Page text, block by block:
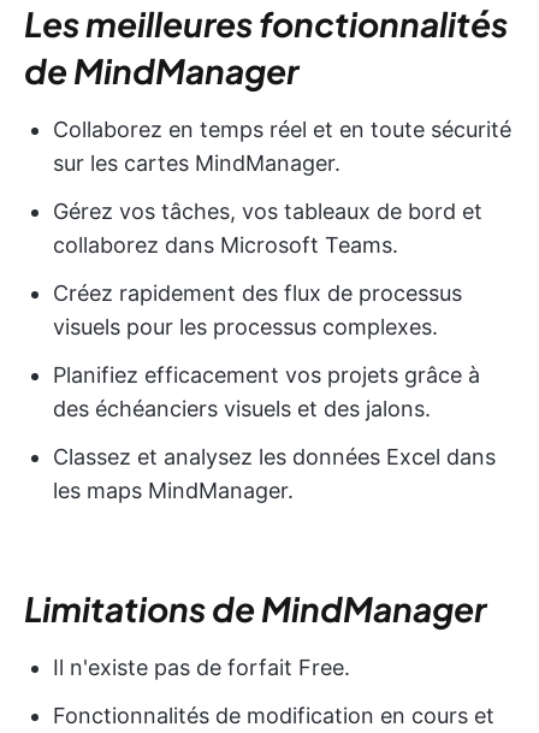
Les meilleures fonctionnalités
de MindManager
Collaborez en temps réel et en toute sécurité
sur les cartes MindManager.
Gérez vos tâches, vos tableaux de bord et
collaborez dans Microsoft Teams.
Créez rapidement des flux de processus
visuels pour les processus complexes.
Planifiez efficacement vos projets grâce à
des échéanciers visuels et des jalons.
Classez et analysez les données Excel dans
les maps MindManager.
Limitations de MindManager
Il n'existe pas de forfait Free.
Fonctionnalités de modification en cours et